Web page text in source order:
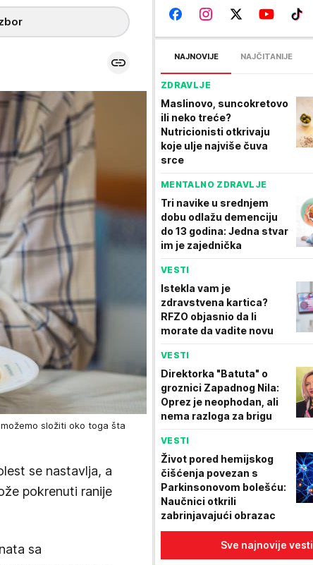
složiti oko toga šta
se nastavlja, a
pokrenuti ranije
sa
NAJNOVIJE NAJČITANIJE
ZDRAVLJE
Maslinovo, suncokretovo
ili neko treće?
Nutricionisti otkrivaju
koje ulje najviše čuva
srce
MENTALNO ZDRAVLJE
Tri navike u srednjem
dobu odlažu demenciju
do 13 godina: Jedna stvar
im je zajednička
VESTI
Istekla vam je
zdravstvena kartica?
RFZO objasnio da li
morate da vadite novu
VESTI
Direktorka "Batuta" o
groznici Zapadnog Nila:
Oprez je neophodan, ali
nema razloga za brigu
VESTI
Život pored hemijskog
čišćenja povezan s
Parkinsonovom bolešću:
Naučnici otkrili
zabrinjavajući obrazac
Sve najnovije vesti